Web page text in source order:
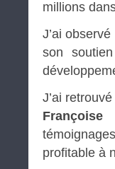
millions
J’ai
son
J’ai
Françoise
profitable à